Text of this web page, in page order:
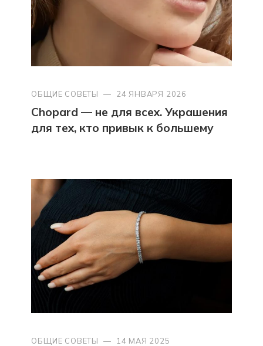
ОБЩИЕ СОВЕТЫ — 24 ЯНВАРЯ 2026
Chopard — не для всех. Украшения
для тех, кто привык к большему
ОБЩИЕ СОВЕТЫ — 14 МАЯ 2025